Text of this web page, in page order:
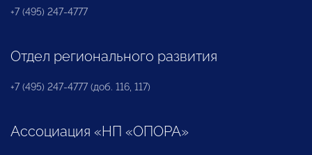
+7 (495) 247-4777
Отдел регионального развития
+7 (495) 247-4777 (доб. 116, 117)
Ассоциация «НП «ОПОРА»